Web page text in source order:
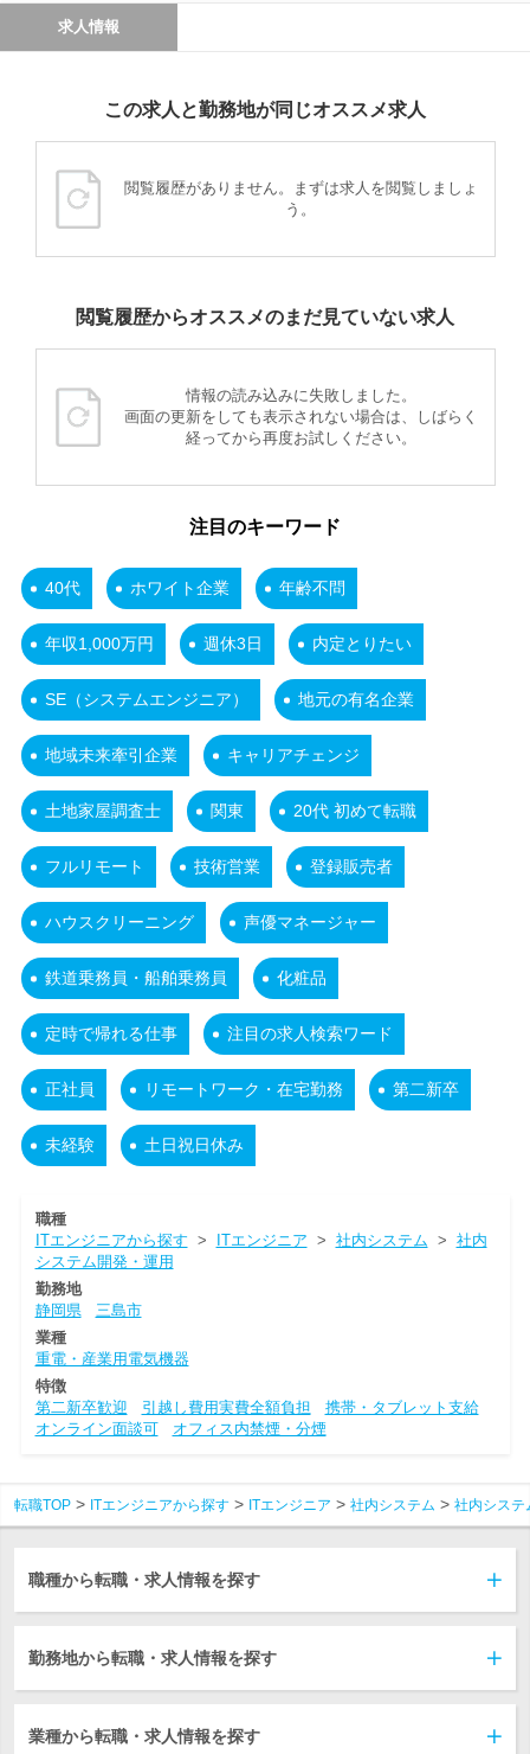
求人情報
この求人と勤務地が同じオススメ求人
閲覧履歴がありません。まずは求人を閲覧しましょ
う。
閲覧履歴からオススメのまだ見ていない求人
情報の読み込みに失敗しました。
画面の更新をしても表示されない場合は、しばらく
経ってから再度お試しください。
注目のキーワード
40代 ホワイト企業 年齢不問
年収1,000万円 週休3日 内定とりたい
SE（システムエンジニア） 地元の有名企業
地域未来牽引企業 キャリアチェンジ
土地家屋調査士 関東 20代 初めて転職
フルリモート 技術営業 登録販売者
ハウスクリーニング 声優マネージャー
鉄道乗務員・船舶乗務員 化粧品
定時で帰れる仕事 注目の求人検索ワード
正社員 リモートワーク・在宅勤務 第二新卒
未経験 土日祝日休み
職種
ITエンジニアから探す > ITエンジニア > 社内システム > 社内
システム開発・運用
勤務地
静岡県
三島市
業種
重電・産業用電気機器
特徴
第二新卒歓迎
引越し費用実費全額負担
携帯・タブレット支給
オンライン面談可
オフィス内禁煙・分煙
転職TOP ITエンジニアから探す ITエンジニア 社内システム 社内システ
職種から転職・求人情報を探す
勤務地から転職・求人情報を探す
業種から転職・求人情報を探す